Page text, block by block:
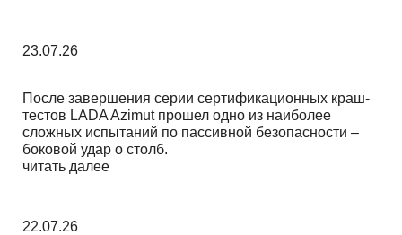
23.07.26
После завершения серии сертификационных краш-
тестов LADA Azimut прошел одно из наиболее
сложных испытаний по пассивной безопасности –
боковой удар о столб.
читать далее
22.07.26